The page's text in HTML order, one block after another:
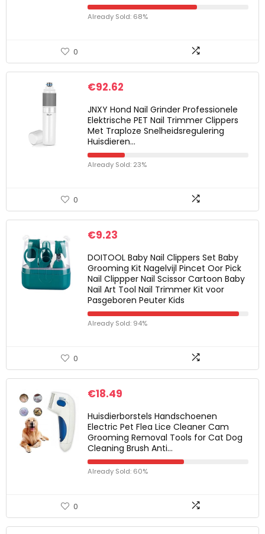
Already Sold: 68%
0
€92.62
JNXY Hond Nail Grinder Professionele
Elektrische PET Nail Trimmer Clippers
Met Traploze Snelheidsregulering
Huisdieren…
Already Sold: 23%
0
€9.23
DOITOOL Baby Nail Clippers Set Baby
Grooming Kit Nagelvijl Pincet Oor Pick
Nail Clippper Nail Scissor Cartoon Baby
Nail Art Tool Nail Trimmer Kit voor
Pasgeboren Peuter Kids
Already Sold: 94%
0
€18.49
Huisdierborstels Handschoenen
Electric Pet Flea Lice Cleaner Cam
Grooming Removal Tools for Cat Dog
Cleaning Brush Anti…
Already Sold: 60%
0